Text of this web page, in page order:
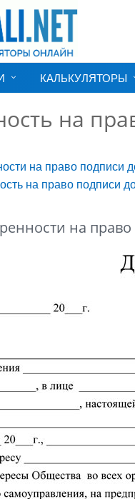
КАЛЬКУЛЯТОРЫ
на
на право подписи
на право подписи
на